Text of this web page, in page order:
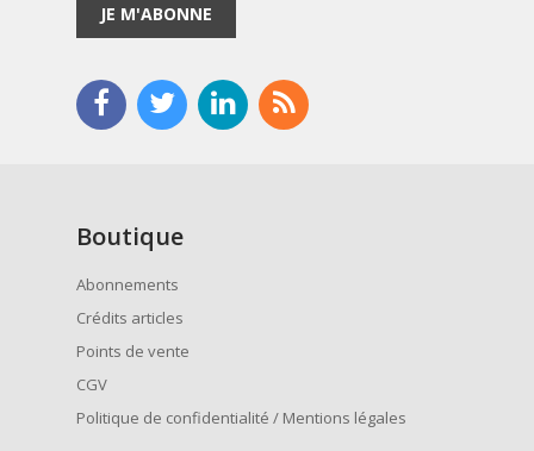
JE M'ABONNE
Boutique
Abonnements
Crédits articles
Points de vente
CGV
Politique de confidentialité / Mentions légales